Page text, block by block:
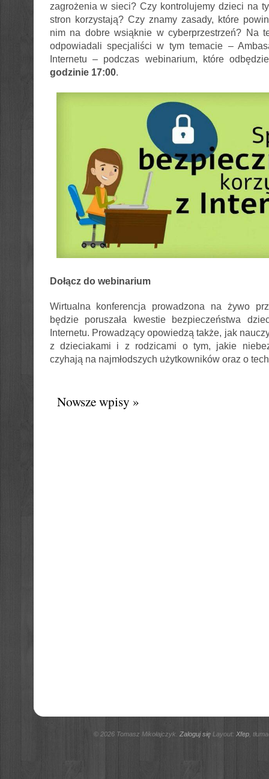
zagrożenia w sieci? Czy kontrolujemy dzieci na
stron korzystają? Czy znamy zasady, które
nim na dobre wsiąknie w cyberprzestrzeń? Na
odpowiadali specjaliści w tym temacie –
Internetu – podczas webinarium, które
godzinie 17:00.
Dołącz do webinarium
Wirtualna konferencja prowadzona na żywo
będzie poruszała kwestie bezpieczeństwa
Internetu. Prowadzący opowiedzą także, jak
z dzieciakami i z rodzicami o tym, jakie
czyhają na najmłodszych użytkowników oraz o
Nowsze wpisy »
© 2026 Tomasz Mikołajczyk. Zaloguj sięLayout: Xfep,